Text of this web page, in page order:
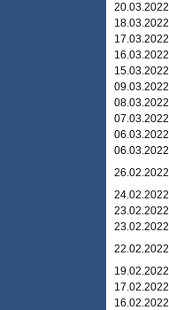
20.03.2022
18.03.2022
17.03.2022
16.03.2022
15.03.2022
09.03.2022
08.03.2022
07.03.2022
06.03.2022
06.03.2022
26.02.2022
24.02.2022
23.02.2022
23.02.2022
22.02.2022
19.02.2022
17.02.2022
16.02.2022